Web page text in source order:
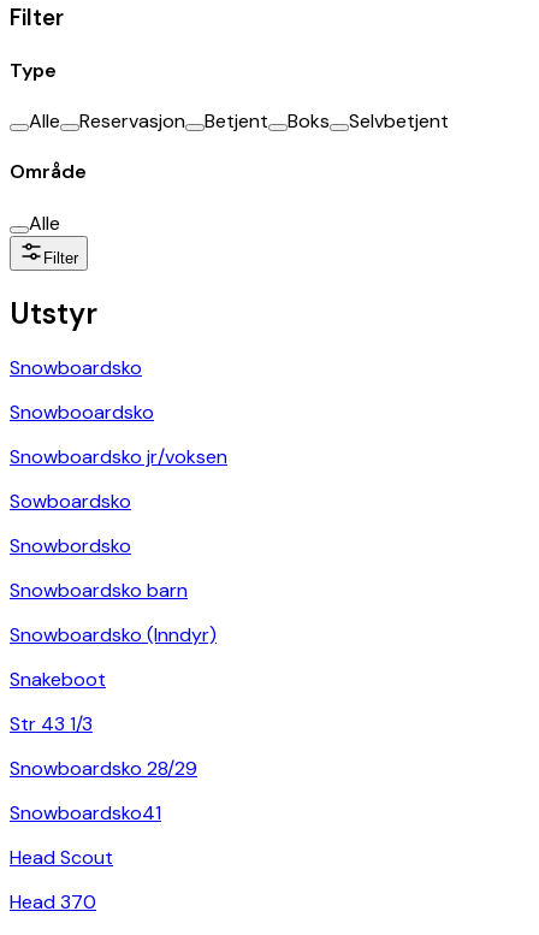
Filter
Type
Alle Reservasjon Betjent Boks Selvbetjent
Område
Alle
Filter
Utstyr
Snowboardsko
Snowbooardsko
Snowboardsko jr/voksen
Sowboardsko
Snowbordsko
Snowboardsko barn
Snowboardsko (Inndyr)
Snakeboot
Str 43 1/3
Snowboardsko 28/29
Snowboardsko41
Head Scout
Head 370